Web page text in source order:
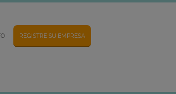
REGISTRE SU EMPRESA